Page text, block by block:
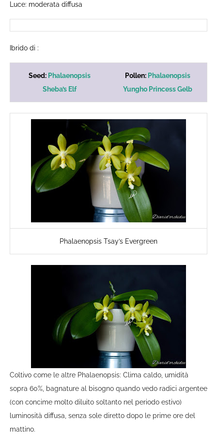
Luce: moderata diffusa
Ibrido di :
Seed: Phalaenopsis
Sheba’s Elf
Pollen: Phalaenopsis
Yungho Princess Gelb
Phalaenopsis Tsay’s Evergreen
Coltivo come le altre Phalaenopsis: Clima caldo, umidità
sopra 60%, bagnature al bisogno quando vedo radici argentee
(con concime molto diluito soltanto nel periodo estivo)
luminosità diffusa, senza sole diretto dopo le prime ore del
mattino.